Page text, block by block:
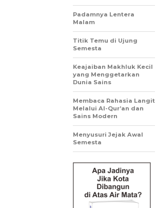
Padamnya Lentera
Malam
Titik Temu di Ujung
Semesta
Keajaiban Makhluk Kecil
yang Menggetarkan
Dunia Sains
Membaca Rahasia Langit
Melalui Al-Qur’an dan
Sains Modern
Menyusuri Jejak Awal
Semesta